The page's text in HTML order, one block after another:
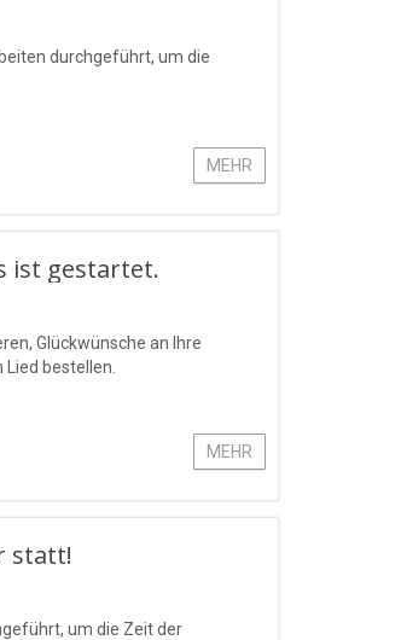
durchgeführt, um die
MEHR
ist gestartet.
Glückwünsche an Ihre
bestellen.
MEHR
statt!
um die Zeit der